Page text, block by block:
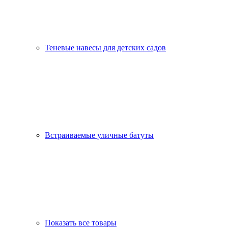
Теневые навесы для детских садов
Встраиваемые уличные батуты
Показать все товары